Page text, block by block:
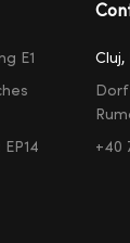
E1
Cluj,
Dorf
+40